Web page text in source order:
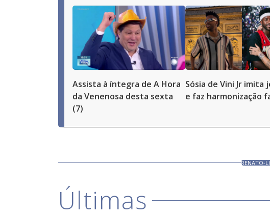
Assista à íntegra de A Hora
da Venenosa desta sexta
(7)
Sósia de Vini Jr imita
e faz harmonização
RENATO-
Últimas